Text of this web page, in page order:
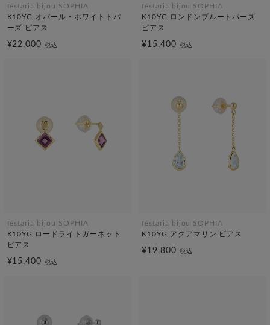
festaria bijou SOPHIA
K10YG オパール・ホワイトトパ
ーズ ピアス
¥22,000税込
festaria bijou SOPHIA
K10YG ロンドンブルートパーズ
ピアス
¥15,400 税込
festaria bijou SOPHIA
K10YG ロードライトガーネット
ピアス
¥15,400税込
festaria bijou SOPHIA
K10YG アクアマリン ピアス
¥19,800 税込